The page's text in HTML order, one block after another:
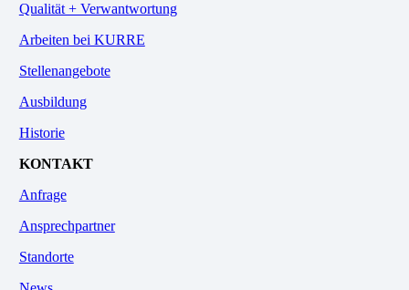
Qualität + Verwantwortung
Arbeiten bei KURRE
Stellenangebote
Ausbildung
Historie
KONTAKT
Anfrage
Ansprechpartner
Standorte